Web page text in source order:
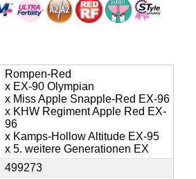
Rompen-Red
x EX-90 Olympian
x Miss Apple Snapple-Red EX-96
x KHW Regiment Apple Red EX-
96
x Kamps-Hollow Altitude EX-95
x 5. weitere Generationen EX
499273